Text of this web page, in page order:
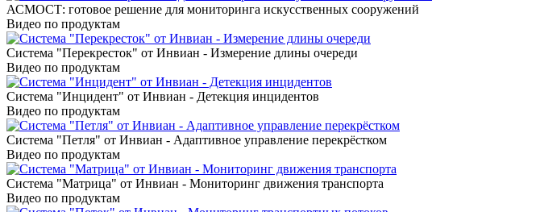
АСМОСТ: готовое решение для мониторинга искусственных сооружений
Видео по продуктам
Система "Перекресток" от Инвиан - Измерение длины очереди
Видео по продуктам
Система "Инцидент" от Инвиан - Детекция инцидентов
Видео по продуктам
Система "Петля" от Инвиан - Адаптивное управление перекрёстком
Видео по продуктам
Система "Матрица" от Инвиан - Мониторинг движения транспорта
Видео по продуктам